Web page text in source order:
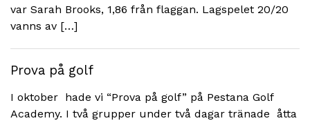
var Sarah Brooks, 1,86 från flaggan. Lagspelet 20/20
vanns av […]
Prova på golf
I oktober hade vi “Prova på golf” på Pestana Golf
Academy. I två grupper under två dagar tränade åtta